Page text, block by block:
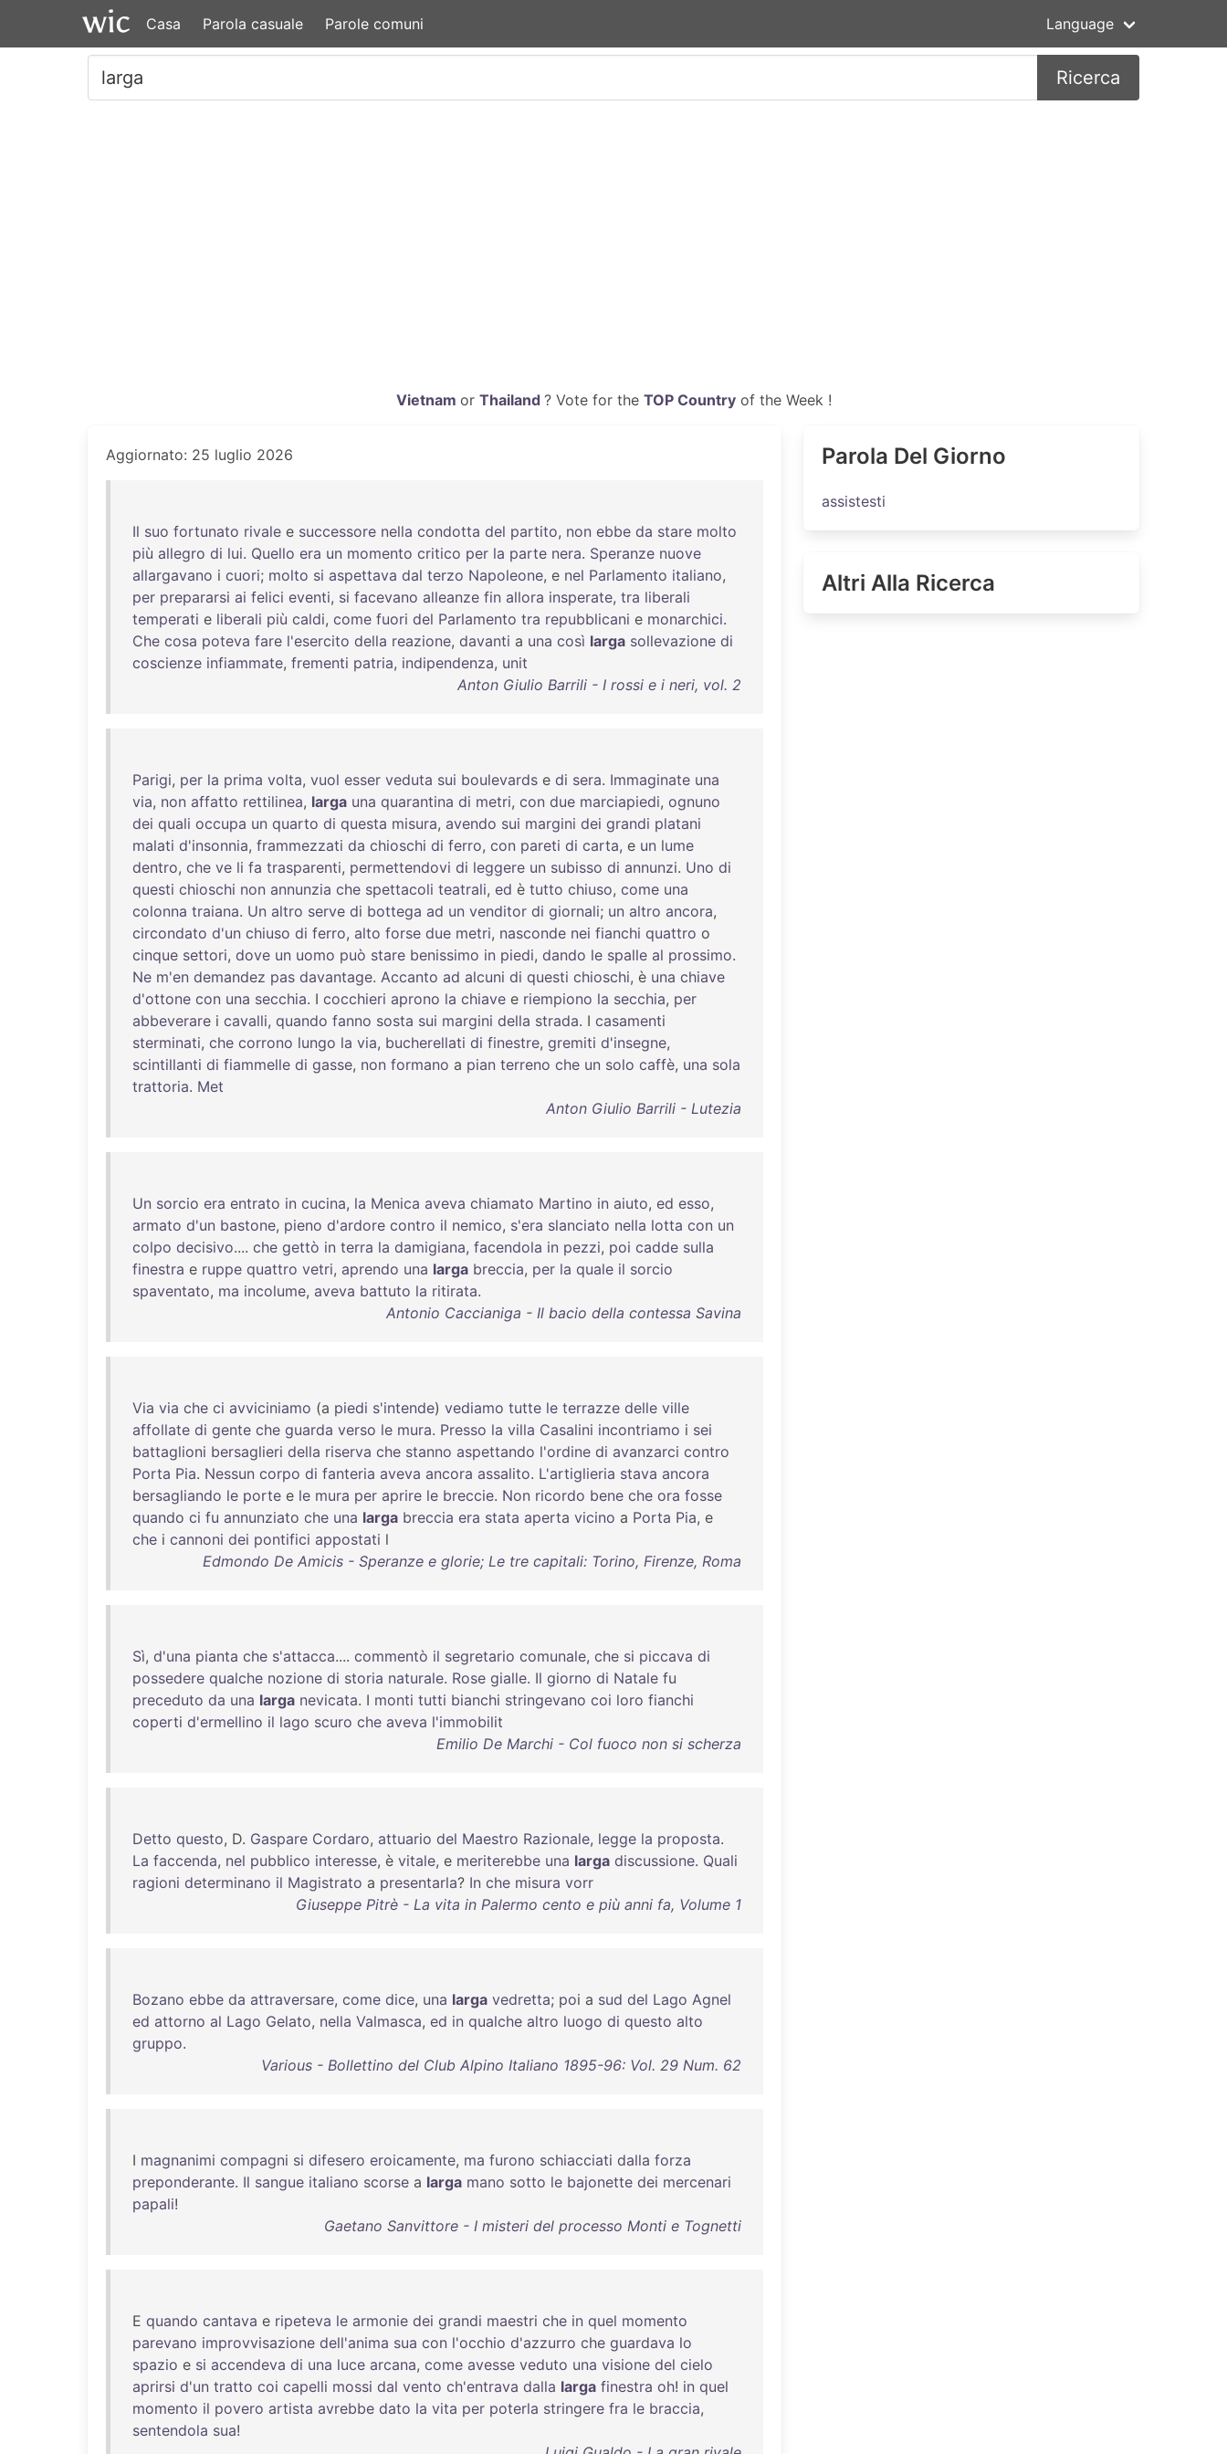
Casa Parola casuale Parole comuni Language
Ricerca
Vietnam or Thailand ? Vote for the TOP Countryof the Week !
Aggiornato: 25 luglio 2026
Il suo fortunato rivale e successore nella condotta del partito, non ebbe da stare molto
più allegro di lui. Quello era un momento critico per la parte nera. Speranze nuove
allargavano i cuori; molto si aspettava dal terzo Napoleone, e nel Parlamento italiano,
per prepararsi ai felici eventi, si facevano alleanze fin allora insperate, tra liberali
temperati e liberali più caldi, come fuori del Parlamento tra repubblicani e monarchici.
Che cosa poteva fare l'esercito della reazione, davanti a una così larga sollevazione di
coscienze infiammate, frementi patria, indipendenza, unit
Anton Giulio Barrili - I rossi e i neri, vol. 2
Parigi, per la prima volta, vuol esser veduta sui boulevards e di sera. Immaginate una
via, non affatto rettilinea, larga una quarantina di metri, con due marciapiedi, ognuno
dei quali occupa un quarto di questa misura, avendo sui margini dei grandi platani
malati d'insonnia, frammezzati da chioschi di ferro, con pareti di carta, e un lume
dentro, che ve li fa trasparenti, permettendovi di leggere un subisso di annunzi. Uno di
questi chioschi non annunzia che spettacoli teatrali, ed è tutto chiuso, come una
colonna traiana. Un altro serve di bottega ad un venditor di giornali; un altro ancora,
circondato d'un chiuso di ferro, alto forse due metri, nasconde nei fianchi quattro o
cinque settori, dove un uomo può stare benissimo in piedi, dando le spalle al prossimo.
Ne m'en demandez pas davantage. Accanto ad alcuni di questi chioschi, è una chiave
d'ottone con una secchia. I cocchieri aprono la chiave e riempiono la secchia, per
abbeverare i cavalli, quando fanno sosta sui margini della strada. I casamenti
sterminati, che corrono lungo la via, bucherellati di finestre, gremiti d'insegne,
scintillanti di fiammelle di gasse, non formano a pian terreno che un solo caffè, una sola
trattoria. Met
Anton Giulio Barrili - Lutezia
Un sorcio era entrato in cucina, la Menica aveva chiamato Martino in aiuto, ed esso,
armato d'un bastone, pieno d'ardore contro il nemico, s'era slanciato nella lotta con un
colpo decisivo.... che gettò in terra la damigiana, facendola in pezzi, poi cadde sulla
finestra e ruppe quattro vetri, aprendo una larga breccia, per la quale il sorcio
spaventato, ma incolume, aveva battuto la ritirata.
Antonio Caccianiga - Il bacio della contessa Savina
Via via che ci avviciniamo (a piedi s'intende) vediamo tutte le terrazze delle ville
affollate di gente che guarda verso le mura. Presso la villa Casalini incontriamo i sei
battaglioni bersaglieri della riserva che stanno aspettando l'ordine di avanzarci contro
Porta Pia. Nessun corpo di fanteria aveva ancora assalito. L'artiglieria stava ancora
bersagliando le porte e le mura per aprire le breccie. Non ricordo bene che ora fosse
quando ci fu annunziato che una larga breccia era stata aperta vicino a Porta Pia, e
che i cannoni dei pontifici appostati l
Edmondo De Amicis - Speranze e glorie; Le tre capitali: Torino, Firenze, Roma
Sì, d'una pianta che s'attacca.... commentò il segretario comunale, che si piccava di
possedere qualche nozione di storia naturale. Rose gialle. Il giorno di Natale fu
preceduto da una larga nevicata. I monti tutti bianchi stringevano coi loro fianchi
coperti d'ermellino il lago scuro che aveva l'immobilit
Emilio De Marchi - Col fuoco non si scherza
Detto questo, D. Gaspare Cordaro, attuario del Maestro Razionale, legge la proposta.
La faccenda, nel pubblico interesse, è vitale, e meriterebbe una larga discussione. Quali
ragioni determinano il Magistrato a presentarla? In che misura vorr
Giuseppe Pitrè - La vita in Palermo cento e più anni fa, Volume 1
Bozano ebbe da attraversare, come dice, una larga vedretta; poi a sud del Lago Agnel
ed attorno al Lago Gelato, nella Valmasca, ed in qualche altro luogo di questo alto
gruppo.
Various - Bollettino del Club Alpino Italiano 1895-96: Vol. 29 Num. 62
I magnanimi compagni si difesero eroicamente, ma furono schiacciati dalla forza
preponderante. Il sangue italiano scorse a larga mano sotto le bajonette dei mercenari
papali!
Gaetano Sanvittore - I misteri del processo Monti e Tognetti
E quando cantava e ripeteva le armonie dei grandi maestri che in quel momento
parevano improvvisazione dell'anima sua con l'occhio d'azzurro che guardava lo
spazio e si accendeva di una luce arcana, come avesse veduto una visione del cielo
aprirsi d'un tratto coi capelli mossi dal vento ch'entrava dalla larga finestra oh! in quel
momento il povero artista avrebbe dato la vita per poterla stringere fra le braccia,
sentendola sua!
Parola Del Giorno
assistesti
Altri Alla Ricerca